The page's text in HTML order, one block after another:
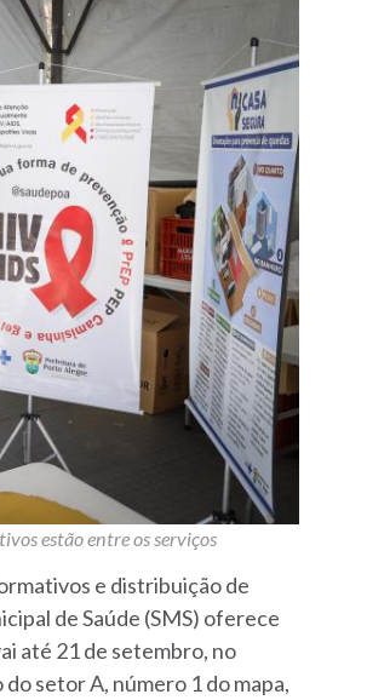
estão entre os serviços
e distribuição de
de Saúde (SMS) oferece
até 21 de setembro, no
setor A, número 1 do mapa,